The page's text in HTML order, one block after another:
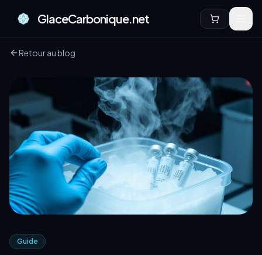
GlaceCarbonique.net
Retour au blog
Guide